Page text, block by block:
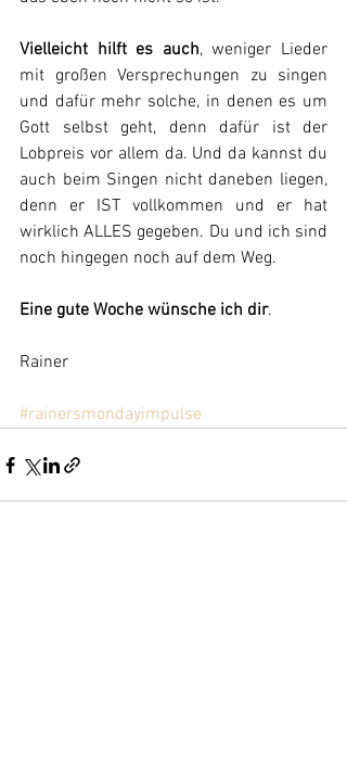
Vielleicht hilft es auch, weniger Lieder
mit großen Versprechungen zu singen
und dafür mehr solche, in denen es um
Gott selbst geht, denn dafür ist der
Lobpreis vor allem da. Und da kannst du
auch beim Singen nicht daneben liegen,
denn er IST vollkommen und er hat
wirklich ALLES gegeben. Du und ich sind
noch hingegen noch auf dem Weg.
Eine gute Woche wünsche ich dir.
Rainer
#rainersmondayimpulse